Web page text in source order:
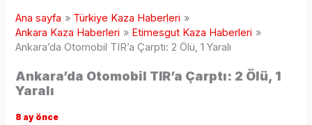
Ana sayfa
Türkiye Kaza Haberleri
Ankara Kaza Haberleri
Etimesgut Kaza Haberleri
Ankara’da Otomobil TIR’a Çarptı: 2 Ölü, 1 Yaralı
Ankara’da Otomobil TIR’a Çarptı: 2 Ölü, 1
Yaralı
8 ay önce